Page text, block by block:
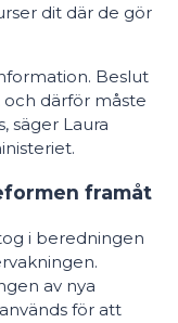
dit där de gör
Beslut
därför måste
säger Laura
framåt
i beredningen
av nya
för att